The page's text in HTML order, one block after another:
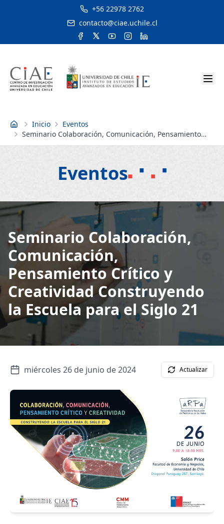
+56 22978 2762
contacto@ciae.uchile.cl
Inicio Inicio
Eventos
Seminario Colaboración, Comunicación, Pensamiento
Crítico y Creatividad Construyendo la Escuela para el
Eventos
Seminario Colaboración,
Comunicación,
Pensamiento Crítico y
Creatividad Construyendo
la Escuela para el Siglo 21
miércoles 26 de junio de 2024 Actualizar